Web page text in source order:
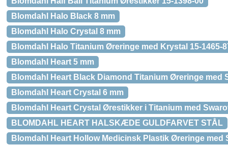
Blomdahl Halo Black 8 mm
Blomdahl Halo Crystal 8 mm
Blomdahl Halo Titanium Øreringe med Krystal 15-1465-
Blomdahl Heart 5 mm
Blomdahl Heart Black Diamond Titanium Øreringe med
Blomdahl Heart Crystal 6 mm
Blomdahl Heart Crystal Ørestikker i Titanium med
BLOMDAHL HEART HALSKÆDE GULDFARVET STÅL
Blomdahl Heart Hollow Medicinsk Plastik Øreringe med